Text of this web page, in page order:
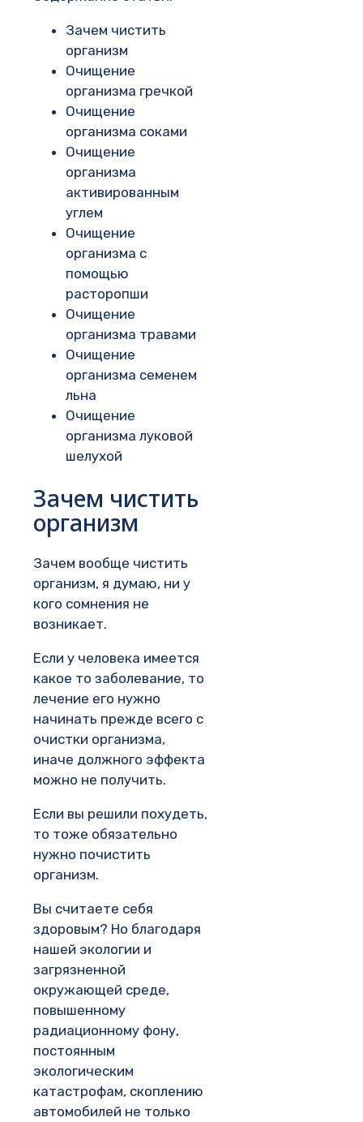
Зачем чистить
организм
Очищение
организма гречкой
Очищение
организма соками
Очищение
организма
активированным
углем
Очищение
организма с
помощью
расторопши
Очищение
организма травами
Очищение
организма семенем
льна
Очищение
организма луковой
шелухой
Зачем чистить
организм
Зачем вообще чистить
организм, я думаю, ни у
кого сомнения не
возникает.
Если у человека имеется
какое то заболевание, то
лечение его нужно
начинать прежде всего с
очистки организма,
иначе должного эффекта
можно не получить.
Если вы решили похудеть,
то тоже обязательно
нужно почистить
организм.
Вы считаете себя
здоровым? Но благодаря
нашей экологии и
загрязненной
окружающей среде,
повышенному
радиационному фону,
постоянным
экологическим
катастрофам, скоплению
автомобилей не только